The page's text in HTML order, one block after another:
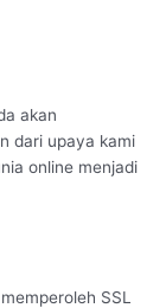
akan
dari upaya kami
online menjadi
SSL